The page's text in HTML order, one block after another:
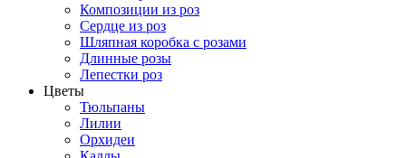
Композиции из роз
Сердце из роз
Шляпная коробка с розами
Длинные розы
Лепестки роз
Цветы
Тюльпаны
Лилии
Орхидеи